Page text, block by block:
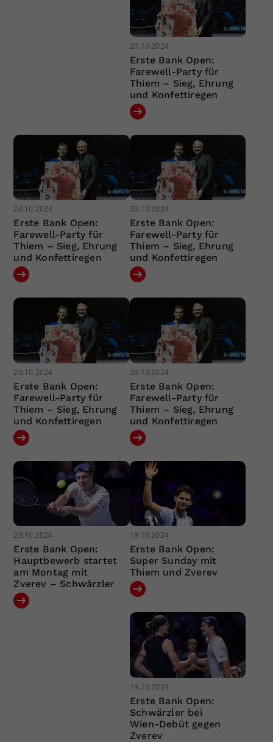
20.10.2024
Erste Bank Open:
Farewell-Party für
Thiem – Sieg, Ehrung
und Konfettiregen
20.10.2024
Erste Bank Open:
Farewell-Party für
Thiem – Sieg, Ehrung
und Konfettiregen
20.10.2024
Erste Bank Open:
Farewell-Party für
Thiem – Sieg, Ehrung
und Konfettiregen
20.10.2024
Erste Bank Open:
Farewell-Party für
Thiem – Sieg, Ehrung
und Konfettiregen
20.10.2024
Erste Bank Open:
Farewell-Party für
Thiem – Sieg, Ehrung
und Konfettiregen
20.10.2024
Erste Bank Open:
Hauptbewerb startet
am Montag mit
Zverev – Schwärzler
19.10.2024
Erste Bank Open:
Super Sunday mit
Thiem und Zverev
19.10.2024
Erste Bank Open:
Schwärzler bei
Wien-Debüt gegen
Zverev